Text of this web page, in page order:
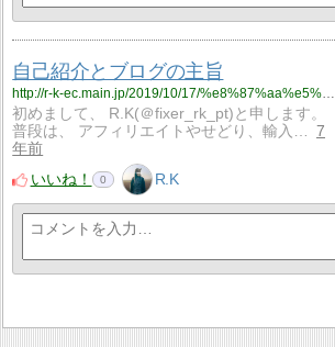
自己紹介とブログの主旨
http://r-k-ec.main.jp/2019/10/17/%e8%87%aa%e5%b7%b1%e7%b4%b9%e4%bb%8b%e3%81%a8%e3%83%96%e3%83%ad%e3%82%b0%e3%81%ae%e4%b8%bb%e6%97%a8/
初めまして、 R.K(＠fixer_rk_pt)と申します。
普段は、 アフィリエイトやせどり、輸入…
7
年前
いいね！
0 R.K